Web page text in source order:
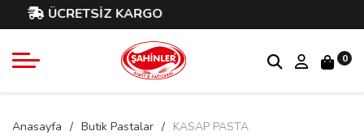
ÜCRETSİZ KARGO
0
Anasayfa Butik Pastalar KASAP PASTA